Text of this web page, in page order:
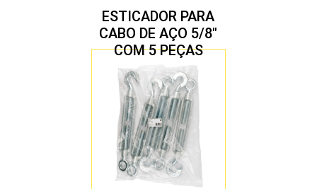
ESTICADOR PARA
CABO DE AÇO 5/8″
COM 5 PEÇAS